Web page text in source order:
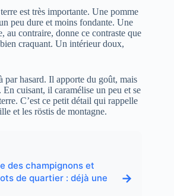
est très importante. Une pomme
peu dure et moins fondante. Une
au contraire, donne ce contraste que
craquant. Un intérieur doux,
par hasard. Il apporte du goût, mais
En cuisant, il caramélise un peu et se
C’est ce petit détail qui rappelle
et les röstis de montagne.
des champignons et
de quartier : déjà une
→